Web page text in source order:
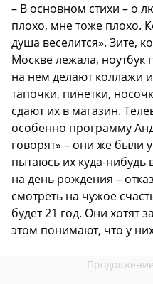
– В основном стихи – о
плохо, мне тоже плохо.
душа веселится». Зите,
Москве лежала, ноутбук
на нем делают коллажи
тапочки, пинетки,
сдают их в магазин.
особенно программу
говорят» – они же были
пытаюсь их куда-нибудь
на день рождения –
смотреть на чужое
будет 21 год. Они хотят
этом понимают, что у